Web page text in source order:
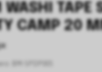
WASHI TAPE
CAMP 20